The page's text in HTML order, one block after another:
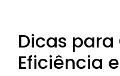
Dicas
Eficiência